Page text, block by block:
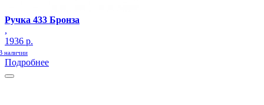
Ручка 433 Бронза
,
1936 р.
наличии
Подробнее